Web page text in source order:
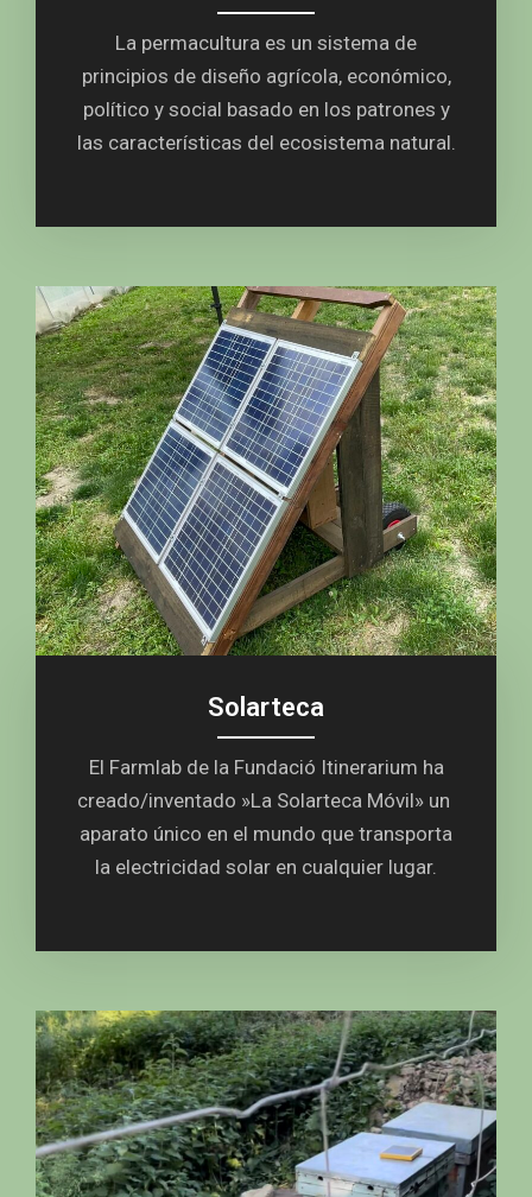
La permacultura es un sistema de
principios de diseño agrícola, económico,
político y social basado en los patrones y
las características del ecosistema natural.
Solarteca
El Farmlab de la Fundació Itinerarium ha
creado/inventado »La Solarteca Móvil» un
aparato único en el mundo que transporta
la electricidad solar en cualquier lugar.